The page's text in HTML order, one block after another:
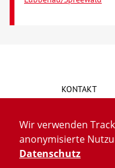
Wir verwenden
anonymisierte
Datenschutz
KONTAKT